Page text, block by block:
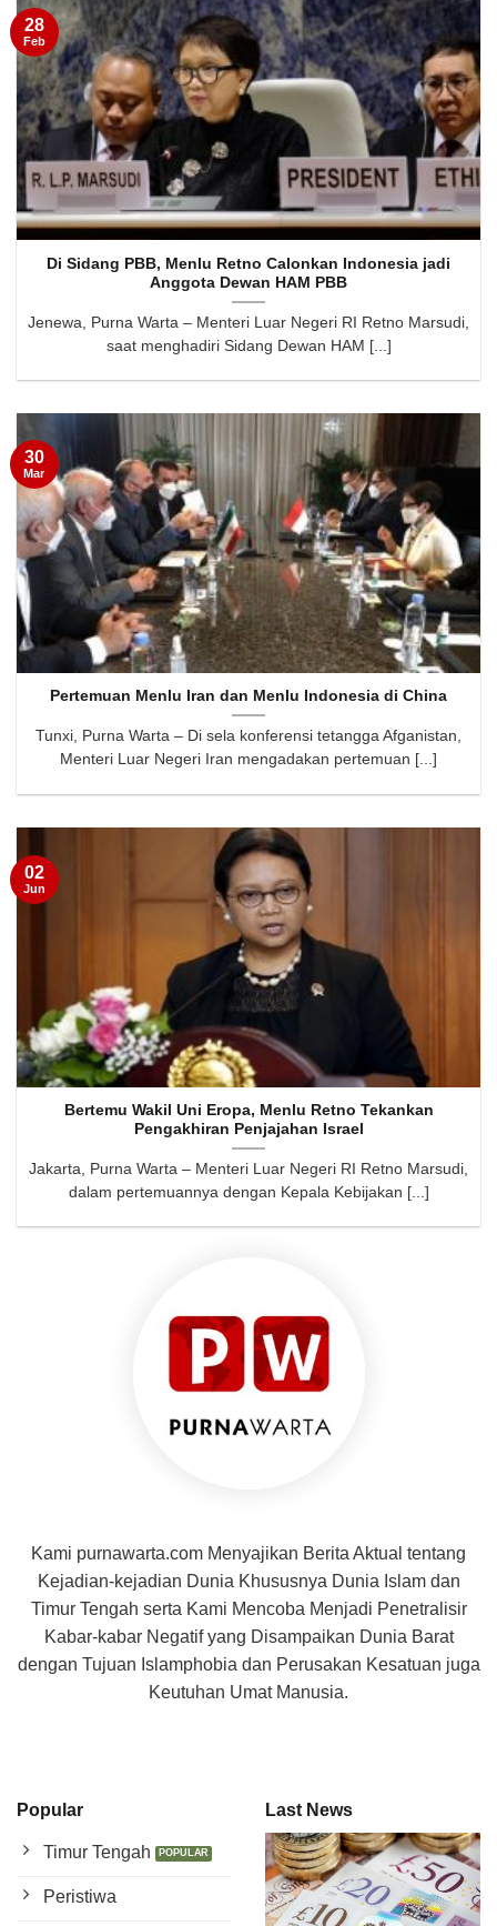
Di Sidang PBB, Menlu Retno Calonkan Indonesia jadi
Anggota Dewan HAM PBB
Jenewa, Purna Warta – Menteri Luar Negeri RI Retno Marsudi,
saat menghadiri Sidang Dewan HAM [...]
28
Feb
Pertemuan Menlu Iran dan Menlu Indonesia di China
Tunxi, Purna Warta – Di sela konferensi tetangga Afganistan,
Menteri Luar Negeri Iran mengadakan pertemuan [...]
30
Mar
Bertemu Wakil Uni Eropa, Menlu Retno Tekankan
Pengakhiran Penjajahan Israel
Jakarta, Purna Warta – Menteri Luar Negeri RI Retno Marsudi,
dalam pertemuannya dengan Kepala Kebijakan [...]
02
Jun
Kami purnawarta.com Menyajikan Berita Aktual tentang
Kejadian-kejadian Dunia Khususnya Dunia Islam dan
Timur Tengah serta Kami Mencoba Menjadi Penetralisir
Kabar-kabar Negatif yang Disampaikan Dunia Barat
dengan Tujuan Islamphobia dan Perusakan Kesatuan juga
Keutuhan Umat Manusia.
Popular
Timur Tengah
Peristiwa
Last News